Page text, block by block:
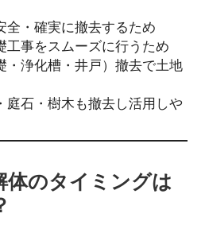
全・確実に撤去するため
工事をスムーズに行うため
・浄化槽・井戸）撤去で土地
庭石・樹木も撤去し活用しや
体のタイミングは